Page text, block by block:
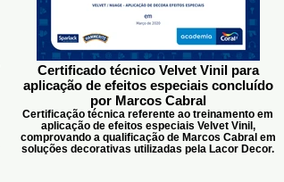
Certificado técnico Velvet Vinil para
aplicação de efeitos especiais concluído
por Marcos Cabral
Certificação técnica referente ao treinamento em
aplicação de efeitos especiais Velvet Vinil,
comprovando a qualificação de Marcos Cabral em
soluções decorativas utilizadas pela Lacor Decor.